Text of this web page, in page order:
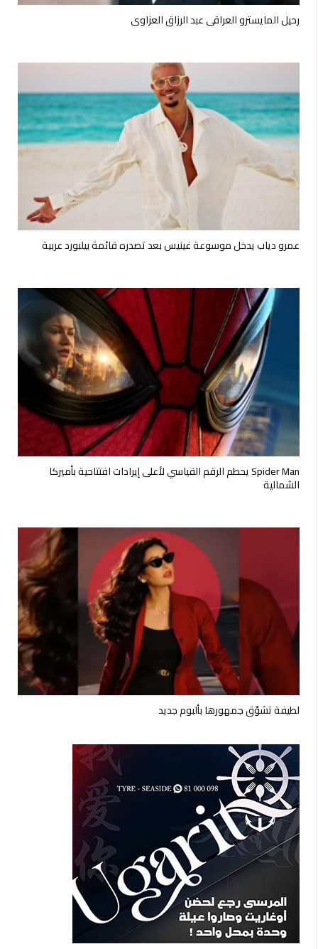
رحيل المايسترو العراقي عبد الرزاق العزاوي
عمرو دياب يدخل موسوعة غينيس بعد تصدره قائمة بيلبورد عربية
Spider Man يحطم الرقم القياسي لأعلى إيرادات افتتاحية بأميركا
الشمالية
لطيفة تشوّق جمهورها بألبوم جديد